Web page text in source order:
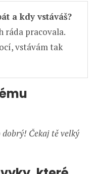
a kdy vstáváš?
ráda pracovala.
vstávám tak
dobrý! Čekaj tě velký